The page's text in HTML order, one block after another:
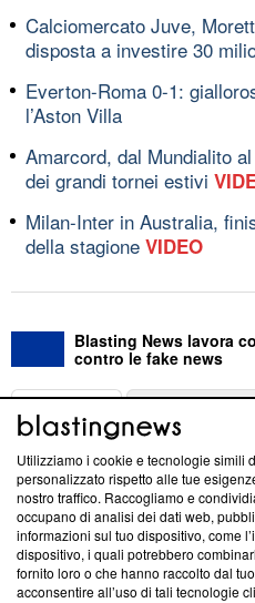
Calciomercato Juve,
disposta a investire 30
Everton-Roma 0-1:
l’Aston Villa
Amarcord, dal Mundialito
dei grandi tornei estivi
Milan-Inter in Australia,
della stagione VIDEO
Blasting News lavora
contro le fake news
ABOUT
Questa sezione offre
News, sui nostri processi
creare news di qualità. Inoltre,
‘Trust Project - News with
ancora membro del
parte; Trust Project non ha
Utilizziamo i cookie e tecnologie simili
personalizzato rispetto alle tue
nostro traffico. Raccogliamo e
occupano di analisi dei dati web,
informazioni sul tuo dispositivo, come
dispositivo, i quali potrebbero
fornito loro o che hanno raccolto dal
acconsentire all’uso di tali tecnologie